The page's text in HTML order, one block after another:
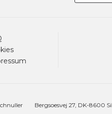
Bergsoesvej 27, DK-8600